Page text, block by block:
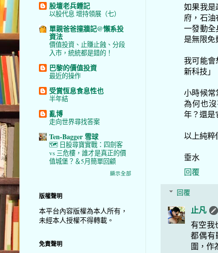
如果我
府，石
一發動
是無限免
我可能
新科技」
小時候
為何也
年？還是
以上純粹
垂水
回覆
回覆
止凡
有空我
都偶有
圍，作
股壇老兵鍾記
以股代息 增持領展（七）
單親爸爸撞牆記@懶系投
資法
價值投資、止賺止蝕、分段
入市，統統都是錯的！
巴黎的價值投資
最近的操作
受賞恆息食息性也
半年結
亂博
走向世界尋找答案
Ten-Bagger 雪球
🗺️ 日股尋寶實戰：四劍客
vs 三危樓，誰才是真正的價
值城堡？＆5月簡單回顧
顯示全部
版權聲明
本平台內容版權為本人所有，
未經本人授權不得轉載。
免責聲明